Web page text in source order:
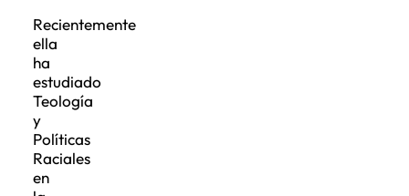
Recientemente
ella
ha
estudiado
Teología
y
Políticas
Raciales
en